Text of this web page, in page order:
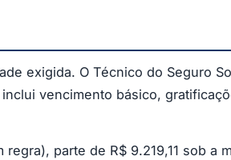
exigida. O Técnico do Seguro
vencimento básico,
parte de R$ 9.219,11 sob a